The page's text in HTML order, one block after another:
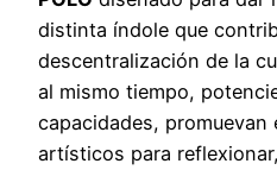
distinta índole que
descentralización de la
al mismo tiempo,
capacidades, promuevan
artísticos para